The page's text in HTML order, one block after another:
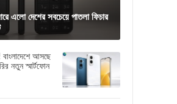
এলো দেশের সবচেয়ে পাতলা ফিচার
আসছে
নতুন স্মার্টফোন